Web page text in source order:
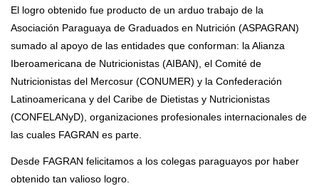
El logro obtenido fue producto de un arduo trabajo de la
Asociación Paraguaya de Graduados en Nutrición (ASPAGRAN)
sumado al apoyo de las entidades que conforman: la Alianza
Iberoamericana de Nutricionistas (AIBAN), el Comité de
Nutricionistas del Mercosur (CONUMER) y la Confederación
Latinoamericana y del Caribe de Dietistas y Nutricionistas
(CONFELANyD), organizaciones profesionales internacionales de
las cuales FAGRAN es parte.
Desde FAGRAN felicitamos a los colegas paraguayos por haber
obtenido tan valioso logro.